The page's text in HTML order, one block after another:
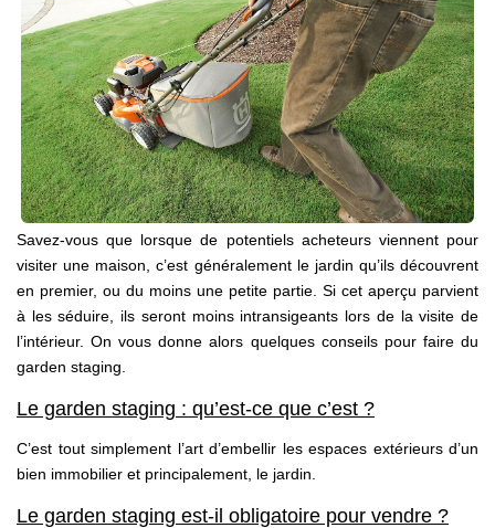
Qui Sommes Nous
Notre Équipe
Nos Actualités
Avis Clients
CONTACT
EN
Savez-vous que lorsque de potentiels acheteurs viennent pour
visiter une maison, c’est généralement le jardin qu’ils découvrent
en premier, ou du moins une petite partie. Si cet aperçu parvient
à les séduire, ils seront moins intransigeants lors de la visite de
l’intérieur. On vous donne alors quelques conseils pour faire du
garden staging.
Le garden staging : qu’est-ce que c’est ?
C’est tout simplement l’art d’embellir les espaces extérieurs d’un
bien immobilier et principalement, le jardin.
Le garden staging est-il obligatoire pour vendre ?